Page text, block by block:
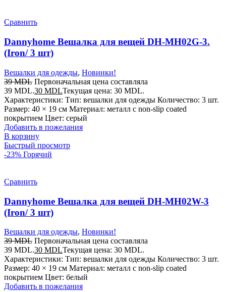
Сравнить
Dannyhome Вешалка для вещей DH-MH02G-3.
(Iron/ 3 шт)
Вешалки для одежды, Новинки!
39MDL Первоначальная цена составляла
39 MDL.30 MDLТекущая цена: 30 MDL.
Характеристики: Тип: вешалки для одежды Количество: 3 шт.
Размер: 40 × 19 см Материал: металл с non-slip coated
покрытием Цвет: серый
Добавить в пожелания
В корзину
Быстрый просмотр
-23% Горячий
Сравнить
Dannyhome Вешалка для вещей DH-MH02W-3
(Iron/ 3 шт)
Вешалки для одежды, Новинки!
39MDL Первоначальная цена составляла
39 MDL.30 MDLТекущая цена: 30 MDL.
Характеристики: Тип: вешалки для одежды Количество: 3 шт.
Размер: 40 × 19 см Материал: металл с non-slip coated
покрытием Цвет: белый
Добавить в пожелания